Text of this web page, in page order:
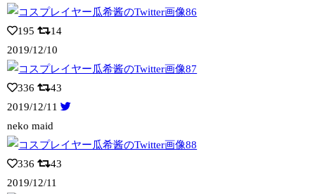
195
14
2019/12/10
336
43
2019/12/11
neko maid
336
43
2019/12/11